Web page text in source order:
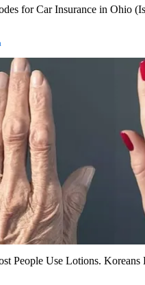
for Car Insurance in Ohio
People Use Lotions. Koreans